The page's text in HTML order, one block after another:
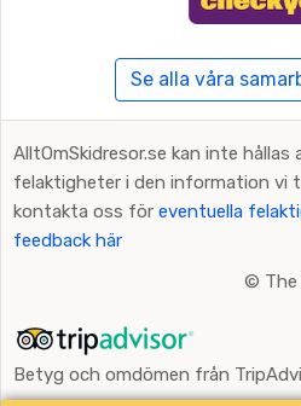
Se alla våra
AlltOmSkidresor.se kan inte
felaktigheter i den information vi
kontakta oss för eventuella
feedback här
©
Betyg och omdömen från